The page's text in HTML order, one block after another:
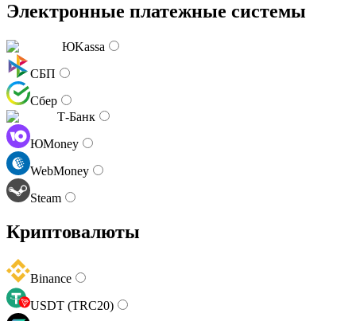
Электронные платежные системы
ЮKassa
СБП
Сбер
Т-Банк
ЮMoney
WebMoney
Steam
Криптовалюты
Binance
USDT (TRC20)